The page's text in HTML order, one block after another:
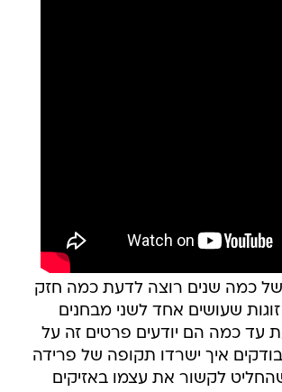
של כמה שנים רוצה לדעת כמה חזק
שעושים אחד לשני מבחנים
עד כמה הם יודעים פרטים זה על
איך ישרדו תקופה של פרידה
לקשור את עצמו באזיקים